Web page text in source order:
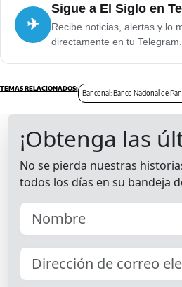
✈
Sigue a El Siglo en
Recibe noticias, alertas y lo
directamente en tu Telegram.
Banconal: Banco Nacional de